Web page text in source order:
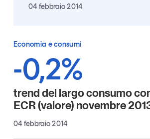
Interviste
Video
Eventi e formazione
Tutti gli appuntamenti
04 febbraio 2014
Economia e consumi
-0,2%
trend del largo consumo
ECR (valore) novembre
04 febbraio 2014